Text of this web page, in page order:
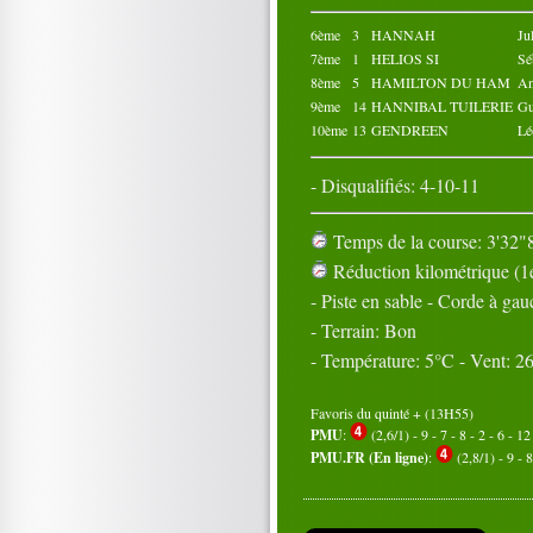
6ème 3 HANNAH
7ème
1 HELIOS SI
8ème
5 HAMILTON DU HAM
9ème
14 HANNIBAL TUILERIE
10ème 13 GENDREEN
- Disqualifiés: 4-10-11
Temps de la course:
Réduction kilométrique
- Piste en sable - Corde à
- Terrain: Bon
- Température: 5°C - Vent:
Favoris du quinté + (13H55)
PMU: (2,6/1) - 9 - 7 - 8 - 2 - 6 -
PMU.FR (En ligne): (2,8/1) - 9 -